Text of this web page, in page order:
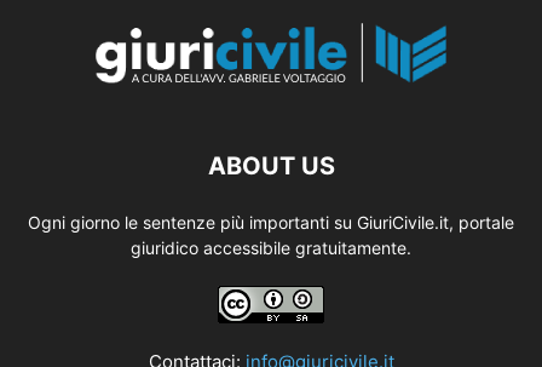
ABOUT US
Ogni giorno le sentenze più importanti su GiuriCivile.it, portale
giuridico accessibile gratuitamente.
Contattaci: info@giuricivile.it